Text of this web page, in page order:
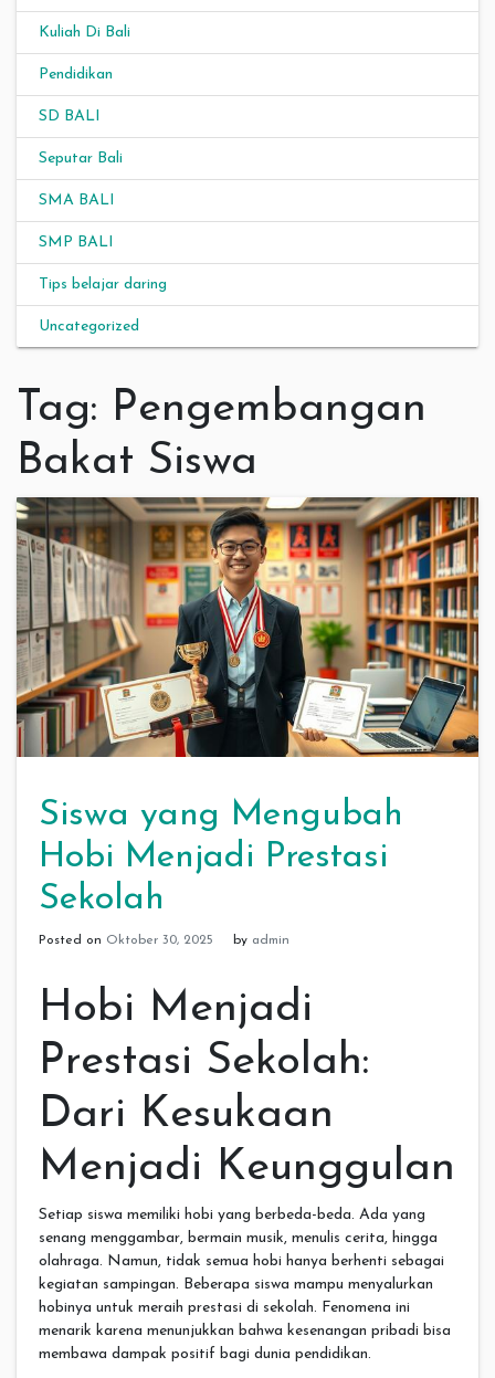
Kuliah Di Bali
Pendidikan
SD BALI
Seputar Bali
SMA BALI
SMP BALI
Tips belajar daring
Uncategorized
Tag: Pengembangan
Bakat Siswa
Siswa yang Mengubah
Hobi Menjadi Prestasi
Sekolah
Posted on Oktober 30, 2025 by admin
Hobi Menjadi
Prestasi Sekolah:
Dari Kesukaan
Menjadi Keunggulan
Setiap siswa memiliki hobi yang berbeda-beda. Ada yang
senang menggambar, bermain musik, menulis cerita, hingga
olahraga. Namun, tidak semua hobi hanya berhenti sebagai
kegiatan sampingan. Beberapa siswa mampu menyalurkan
hobinya untuk meraih prestasi di sekolah. Fenomena ini
menarik karena menunjukkan bahwa kesenangan pribadi bisa
membawa dampak positif bagi dunia pendidikan.